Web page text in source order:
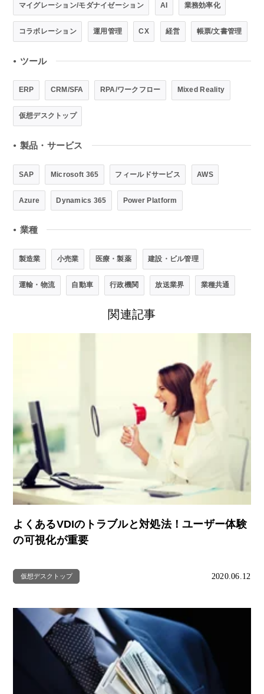
マイグレーション/モダナイゼーション AI 業務効率化
コラボレーション 運用管理 CX 経営 帳票/文書管理
● ツール
ERP CRM/SFA RPA/ワークフロー Mixed Reality
仮想デスクトップ
● 製品・サービス
SAP Microsoft 365 フィールドサービス AWS
Azure Dynamics 365 Power Platform
● 業種
製造業 小売業 医療・製薬 建設・ビル管理
運輸・物流 自動車 行政機関 放送業界 業種共通
関連記事
よくあるVDIのトラブルと対処法！ユーザー体験
の可視化が重要
仮想デスクトップ 2020.06.12